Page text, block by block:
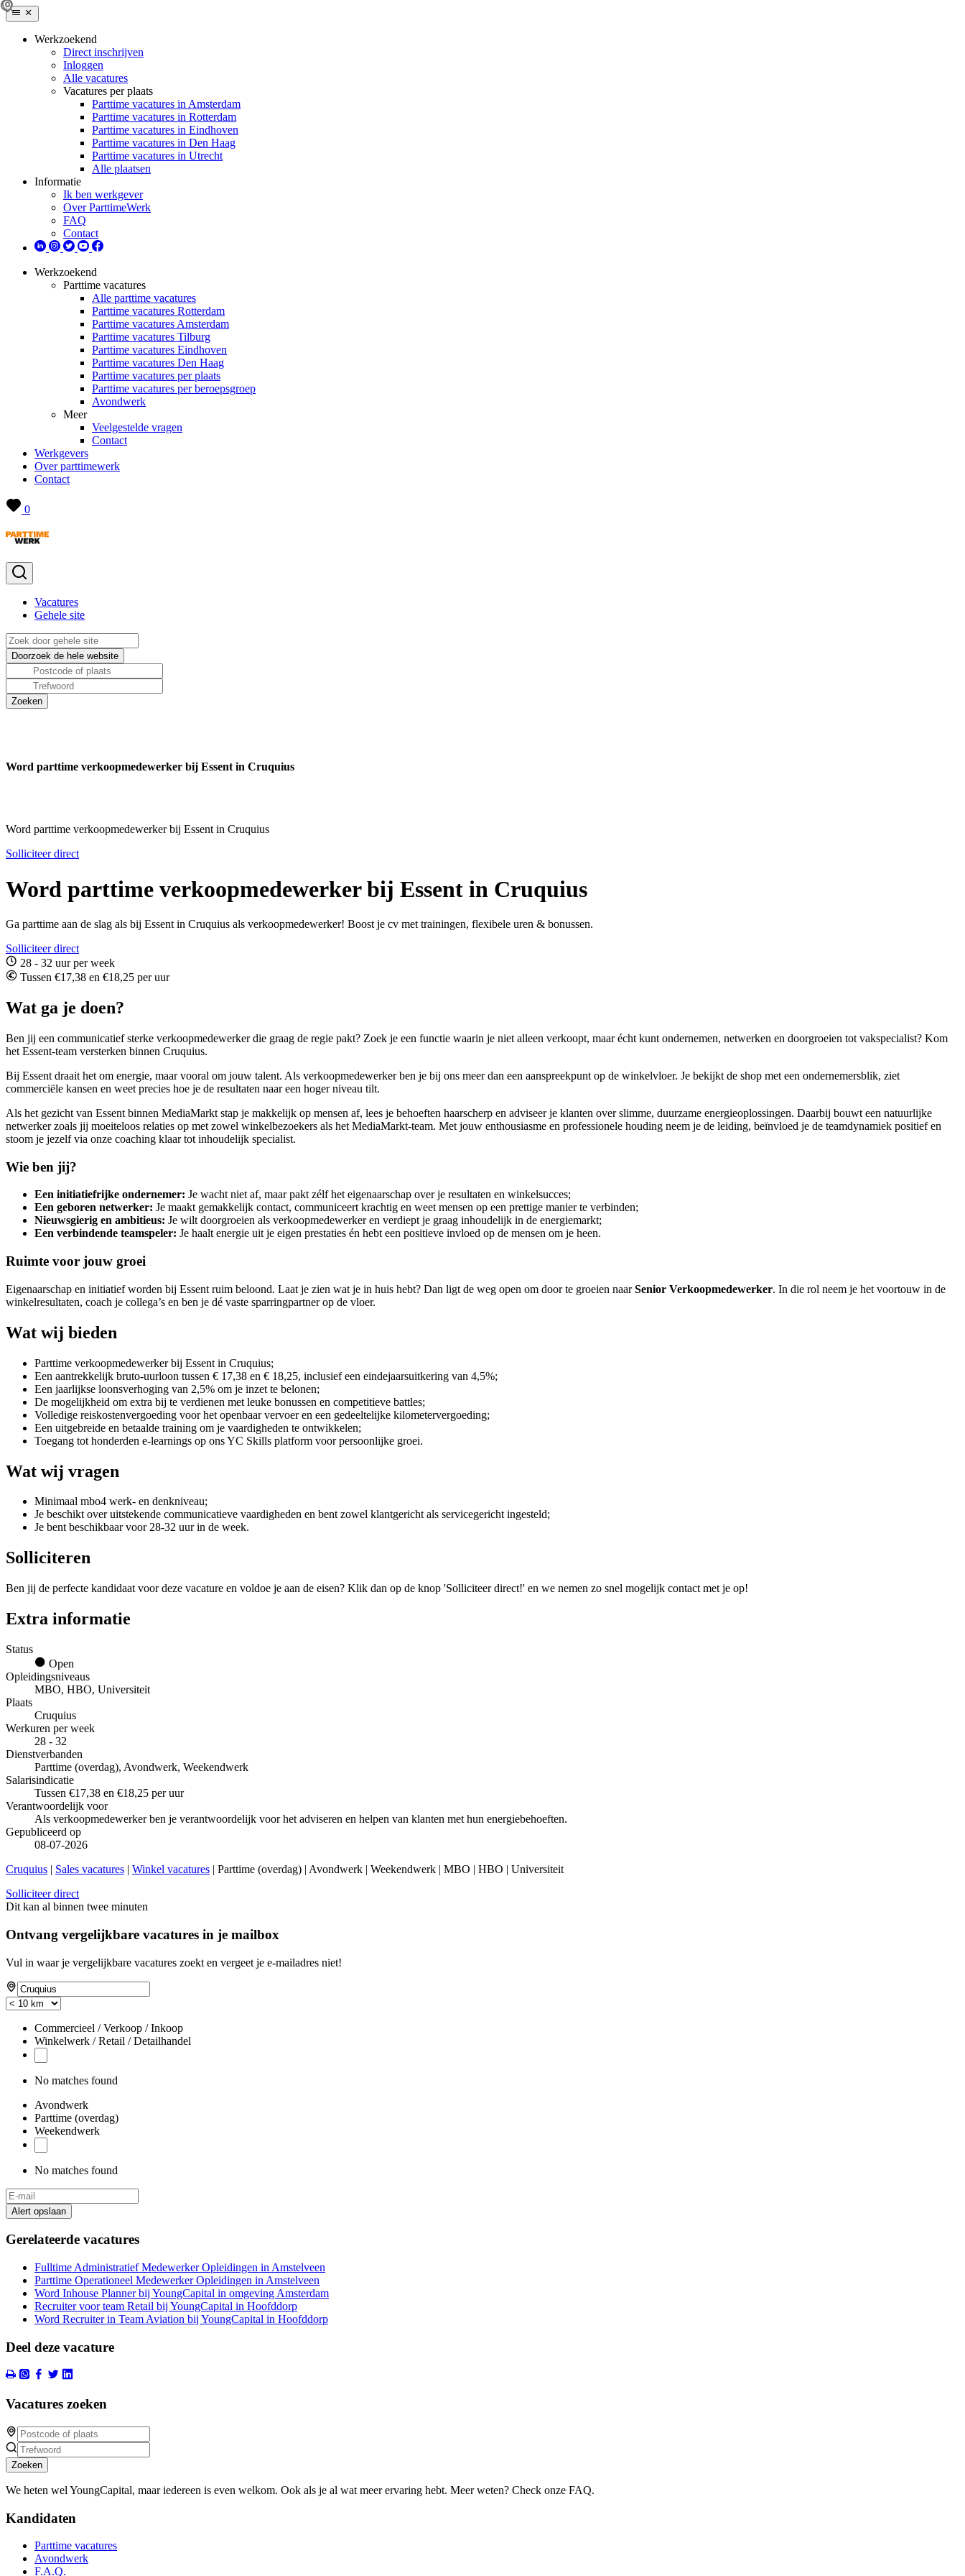
Werkzoekend
Direct inschrijven
Inloggen
Alle vacatures
Vacatures per plaats
Parttime vacatures in Amsterdam
Parttime vacatures in Rotterdam
Parttime vacatures in Eindhoven
Parttime vacatures in Den Haag
Parttime vacatures in Utrecht
Alle plaatsen
Informatie
Ik ben werkgever
Over ParttimeWerk
FAQ
Contact
Werkzoekend
Parttime vacatures
Alle parttime vacatures
Parttime vacatures Rotterdam
Parttime vacatures Amsterdam
Parttime vacatures Tilburg
Parttime vacatures Eindhoven
Parttime vacatures Den Haag
Parttime vacatures per plaats
Parttime vacatures per beroepsgroep
Avondwerk
Meer
Veelgestelde vragen
Contact
Werkgevers
Over parttimewerk
Contact
0
Vacatures
Gehele site
Word parttime verkoopmedewerker bij Essent in Cruquius
Word parttime verkoopmedewerker bij Essent in Cruquius
Solliciteer direct
Word parttime verkoopmedewerker bij Essent in Cruquius
Ga parttime aan de slag als bij Essent in Cruquius als verkoopmedewerker! Boost je cv met trainingen, flexibele uren & bonussen.
Solliciteer direct
28 - 32 uur per week
Tussen €17,38 en €18,25 per uur
Wat ga je doen?
Ben jij een communicatief sterke verkoopmedewerker die graag de regie pakt? Zoek je een functie waarin je niet alleen verkoopt, maar écht kunt ondernemen, netwerken en doorgroeien tot vakspecialist? Kom
het Essent-team versterken binnen Cruquius.
Bij Essent draait het om energie, maar vooral om jouw talent. Als verkoopmedewerker ben je bij ons meer dan een aanspreekpunt op de winkelvloer. Je bekijkt de shop met een ondernemersblik, ziet
commerciële kansen en weet precies hoe je de resultaten naar een hoger niveau tilt.
Als het gezicht van Essent binnen MediaMarkt stap je makkelijk op mensen af, lees je behoeften haarscherp en adviseer je klanten over slimme, duurzame energieoplossingen. Daarbij bouwt een natuurlijke
netwerker zoals jij moeiteloos relaties op met zowel winkelbezoekers als het MediaMarkt-team. Met jouw enthousiasme en professionele houding neem je de leiding, beïnvloed je de teamdynamiek positief en
stoom je jezelf via onze coaching klaar tot inhoudelijk specialist.
Wie ben jij?
Een initiatiefrijke ondernemer: Je wacht niet af, maar pakt zélf het eigenaarschap over je resultaten en winkelsucces;
Een geboren netwerker: Je maakt gemakkelijk contact, communiceert krachtig en weet mensen op een prettige manier te verbinden;
Nieuwsgierig en ambitieus: Je wilt doorgroeien als verkoopmedewerker en verdiept je graag inhoudelijk in de energiemarkt;
Een verbindende teamspeler: Je haalt energie uit je eigen prestaties én hebt een positieve invloed op de mensen om je heen.
Ruimte voor jouw groei
Eigenaarschap en initiatief worden bij Essent ruim beloond. Laat je zien wat je in huis hebt? Dan ligt de weg open om door te groeien naarSenior Verkoopmedewerker. In die rol neem je het voortouw in de
winkelresultaten, coach je collega’s en ben je dé vaste sparringpartner op de vloer.
Wat wij bieden
Parttime verkoopmedewerker bij Essent in Cruquius;
Een aantrekkelijk bruto-uurloon tussen € 17,38 en € 18,25, inclusief een eindejaarsuitkering van 4,5%;
Een jaarlijkse loonsverhoging van 2,5% om je inzet te belonen;
De mogelijkheid om extra bij te verdienen met leuke bonussen en competitieve battles;
Volledige reiskostenvergoeding voor het openbaar vervoer en een gedeeltelijke kilometervergoeding;
Een uitgebreide en betaalde training om je vaardigheden te ontwikkelen;
Toegang tot honderden e-learnings op ons YC Skills platform voor persoonlijke groei.
Wat wij vragen
Minimaal mbo4 werk- en denkniveau;
Je beschikt over uitstekende communicatieve vaardigheden en bent zowel klantgericht als servicegericht ingesteld;
Je bent beschikbaar voor 28-32 uur in de week.
Solliciteren
Ben jij de perfecte kandidaat voor deze vacature en voldoe je aan de eisen? Klik dan op de knop 'Solliciteer direct!' en we nemen zo snel mogelijk contact met je op!
Extra informatie
Status
Open
Opleidingsniveaus
MBO, HBO, Universiteit
Plaats
Cruquius
Werkuren per week
28 - 32
Dienstverbanden
Parttime (overdag), Avondwerk, Weekendwerk
Salarisindicatie
Tussen €17,38 en €18,25 per uur
Verantwoordelijk voor
Als verkoopmedewerker ben je verantwoordelijk voor het adviseren en helpen van klanten met hun energiebehoeften.
Gepubliceerd op
08-07-2026
Cruquius | Sales vacatures | Winkel vacatures | Parttime (overdag) | Avondwerk | Weekendwerk | MBO | HBO | Universiteit
Solliciteer direct
Dit kan al binnen twee minuten
Ontvang vergelijkbare vacatures in je mailbox
Vul in waar je vergelijkbare vacatures zoekt en vergeet je e-mailadres niet!
Commercieel / Verkoop / Inkoop
Winkelwerk / Retail / Detailhandel
No matches found
Avondwerk
Parttime (overdag)
Weekendwerk
No matches found
Alert opslaan
Gerelateerde vacatures
Fulltime Administratief Medewerker Opleidingen in Amstelveen
Parttime Operationeel Medewerker Opleidingen in Amstelveen
Word Inhouse Planner bij YoungCapital in omgeving Amsterdam
Recruiter voor team Retail bij YoungCapital in Hoofddorp
Word Recruiter in Team Aviation bij YoungCapital in Hoofddorp
Deel deze vacature
Vacatures zoeken
Zoeken
We heten wel YoungCapital, maar iedereen is even welkom. Ook als je al wat meer ervaring hebt. Meer weten? Check onze FAQ.
Kandidaten
Parttime vacatures
Avondwerk
F.A.Q.